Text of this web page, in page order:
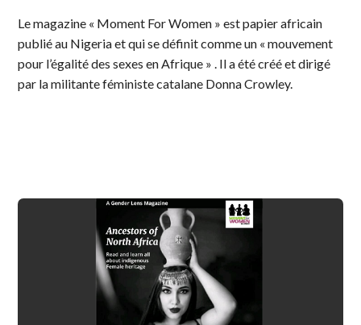
Le magazine « Moment For Women » est papier africain
publié au Nigeria et qui se définit comme un « mouvement
pour l’égalité des sexes en Afrique » . Il a été créé et dirigé
par la militante féministe catalane Donna Crowley.